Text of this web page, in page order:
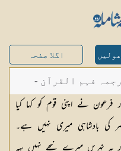
اگلا صفحہ
فہم القرآن -
محمد جمیل
فرعون نے اپنی قوم کو کہا کیا
کی بادشاہی میری نہیں ہے۔
یہ نہریں میرے نیچے نہیں بہہ